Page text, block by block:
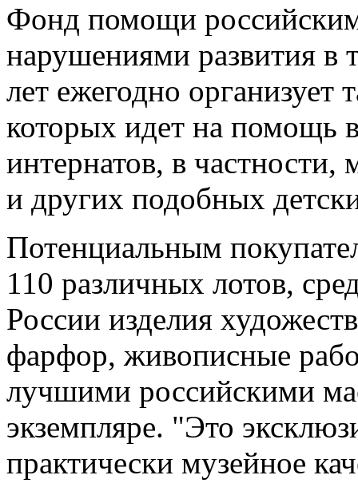
Фонд помощи
нарушениями развития в
лет ежегодно организует
которых идет на помощь
интернатов, в частности,
и других подобных
Потенциальным
110 различных лотов,
России изделия
фарфор, живописные
лучшими российскими
экземпляре. "Это
практически музейное